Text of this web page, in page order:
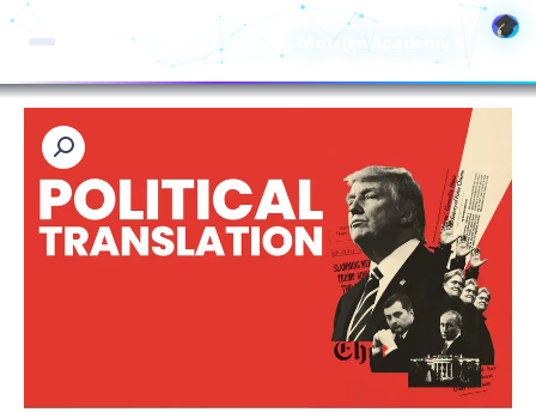
Motrjim Academy S
تخطي
إلى
الترجمة
السياسية
والدبلوماسية:
صياغة
الخطاب
والخبر